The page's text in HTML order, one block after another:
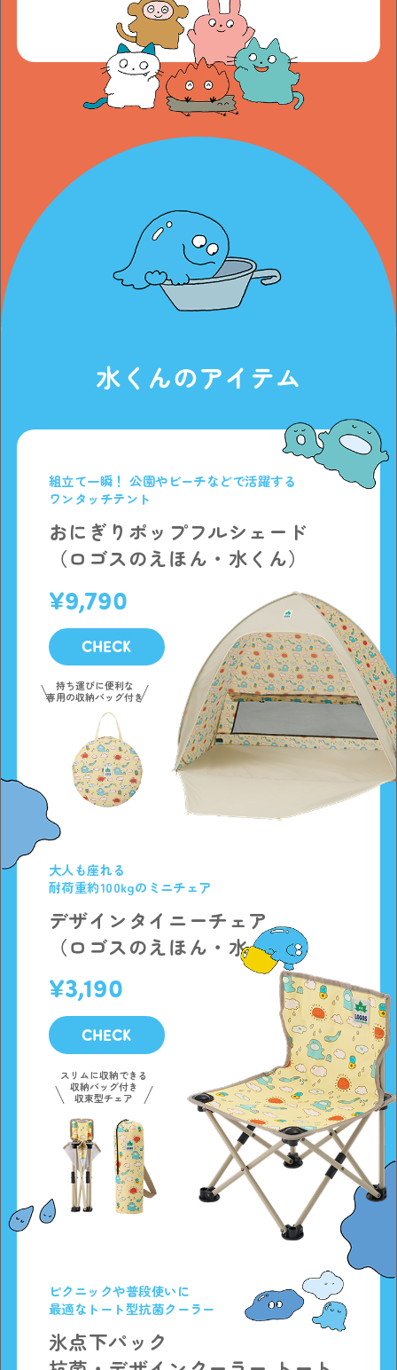
水くんのアイテム
組立て一瞬！ 公園やビーチなどで活躍する
ワンタッチテント
おにぎりポップフルシェード
（ロゴスのえほん・水くん）
9,790
CHECK
持ち運びに便利な
専用の収納バッグ付き
大人も座れる
耐荷重約100kgのミニチェア
デザインタイニーチェア
（ロゴスのえほん・水くん）
3,190
CHECK
スリムに収納できる
収納バッグ付き
収束型チェア
ピクニックや普段使いに
最適なトート型抗菌クーラー
氷点下パック